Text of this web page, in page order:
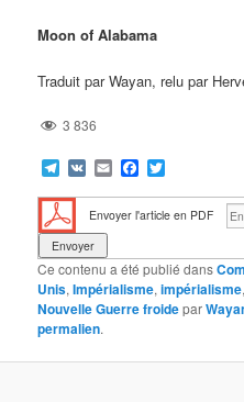
Moon of Alabama
Traduit par Wayan, relu par
3 836
Telegram
VK EmailFacebook
Envoyer l'article en PDF
Ce contenu a été publié dans
Unis,Impérialisme,impérialisme
Nouvelle Guerre froidepar
permalien.